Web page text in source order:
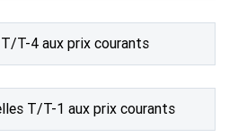
T-4 aux prix courants
T/T-1 aux prix courants